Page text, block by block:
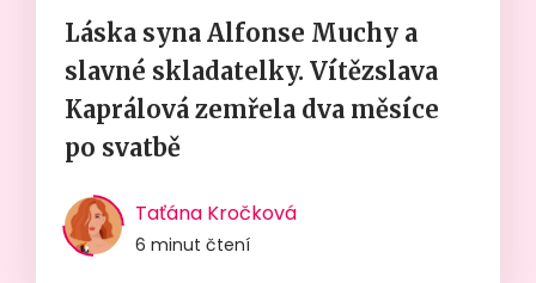
Láska syna Alfonse Muchy a
slavné skladatelky. Vítězslava
Kaprálová zemřela dva měsíce
po svatbě
Taťána Kročková
6 minut čtení